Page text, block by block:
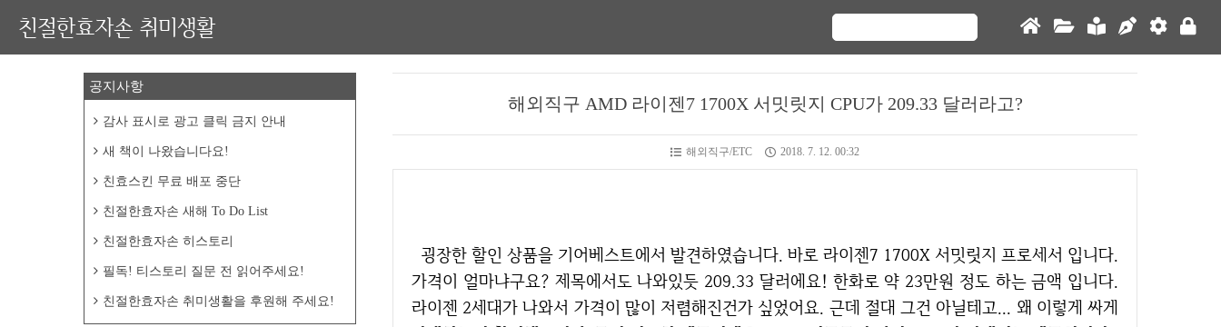
친절한효자손 취미생활
해외직구 AMD 라이젠7 1700X 서밋릿지 CPU가 209.33 달러라고?
해외직구/ETC 2018. 7. 12. 00:32
굉장한 할인 상품을 기어베스트에서 발견하였습니다. 바로 라이젠7 1700X 서밋릿지 프로세서 입니다.
가격이 얼마냐구요? 제목에서도 나와있듯 209.33 달러에요! 한화로 약 23만원 정도 하는 금액 입니다.
라이젠 2세대가 나와서 가격이 많이 저렴해진건가 싶었어요. 근데 절대 그건 아닐테고... 왜 이렇게 싸게
공지사항
감사 표시로 광고 클릭 금지 안내
새 책이 나왔습니다요!
친효스킨 무료 배포 중단
친절한효자손 새해 To Do List
친절한효자손 히스토리
필독! 티스토리 질문 전 읽어주세요!
친절한효자손 취미생활을 후원해 주세요!